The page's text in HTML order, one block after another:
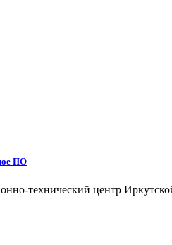
ПО
технический центр